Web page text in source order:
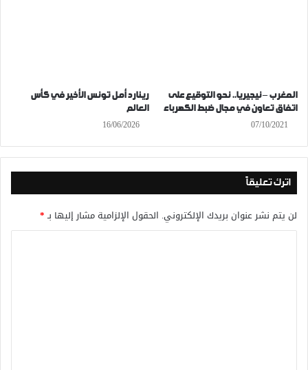
المغرب – نيجيريا.. نحو التوقيع على
اتفاق تعاون في مجال ضبط الكهرباء
07/10/2021
رينارد أمل تونس الأخير في كأس
العالم
16/06/2026
اترك تعليقاً
لن يتم نشر عنوان بريدك الإلكتروني. الحقول الإلزامية مشار إليها بـ*